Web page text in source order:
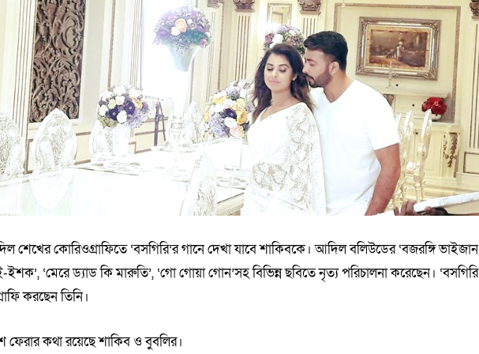
শেখের কোরিওগ্রাফিতে ‘বসগিরি’র গানে দেখা যাবে শাকিবকে। আদিল বলিউডের ‘বজরঙ্গি
ই-ইশক’, ‘মেরে ড্যাড কি মারুতি’, ‘গো গোয়া গোন’সহ বিভিন্ন ছবিতে নৃত্য পরিচালনা করেছেন।
করছেন তিনি।
কথা রয়েছে শাকিব ও বুবলির।